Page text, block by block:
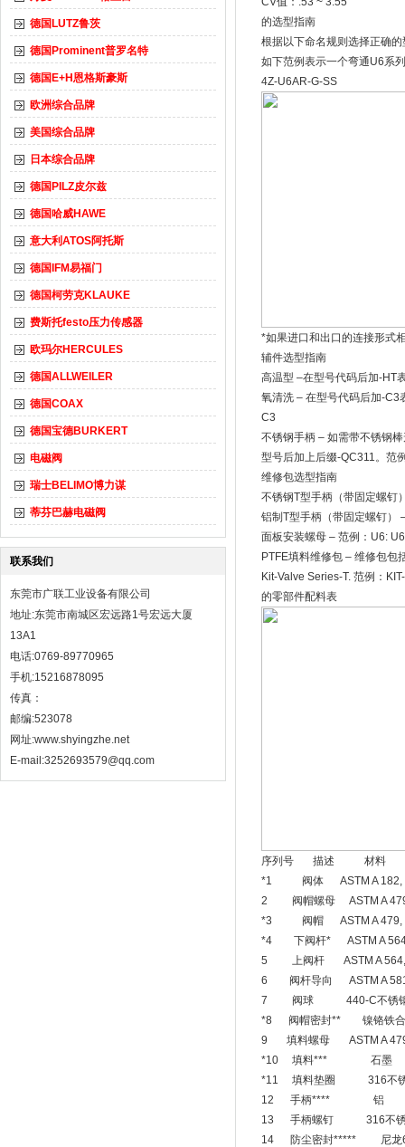
德国LUTZ鲁茨
德国Prominent普罗名特
德国E+H恩格斯豪斯
欧洲综合品牌
美国综合品牌
日本综合品牌
德国PILZ皮尔兹
德国哈威HAWE
意大利ATOS阿托斯
德国IFM易福门
德国柯劳克KLAUKE
费斯托festo压力传感器
欧玛尔HERCULES
德国ALLWEILER
德国COAX
德国宝德BURKERT
电磁阀
瑞士BELIMO博力谋
蒂芬巴赫电磁阀
联系我们
东莞市广联工业设备有限公司
地址:东莞市南城区宏远路1号宏远大厦
13A1
电话:0769-89770965
手机:15216878095
传真：
邮编:523078
网址:www.shyingzhe.net
E-mail:3252693579@qq.com
的选型指南
根据以下命名规则选择正确
如下范例表示一个弯通U6系
4Z-U6AR-G-SS
*如果进口和出口的连接形式
辅件选型指南
高温型 –在型号代码后加-HT
氧清洗 – 在型号代码后加-C3
C3
不锈钢手柄 – 如需带不锈钢
型号后加上后缀-QC311。范
维修包选型指南
不锈钢T型手柄（带固定螺钉
铝制T型手柄（带固定螺钉）
面板安装螺母 – 范例：U6:
PTFE填料维修包 – 维修包包
Kit-Valve Series-T. 范例：
的零部件配料表
序列号 描述 材料
*1 阀体 ASTM A 182,
2 阀帽螺母 ASTM A
*3 阀帽 ASTM A 479,
*4 下阀杆* ASTM A 564,
5 上阀杆 ASTM A 564,
6 阀杆导向 ASTM A
7 阀球 440-C不锈
*8 阀帽密封** 镍铬铁合
9 填料螺母 ASTM A
*10 填料*** 石墨
*11 填料垫圈 316不
12 手柄**** 铝
13 手柄螺钉 316不锈
14 防尘密封***** 尼龙